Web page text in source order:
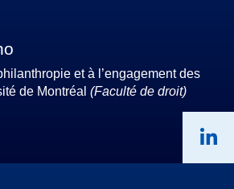
et à l’engagement des
de Montréal (Faculté de droit)